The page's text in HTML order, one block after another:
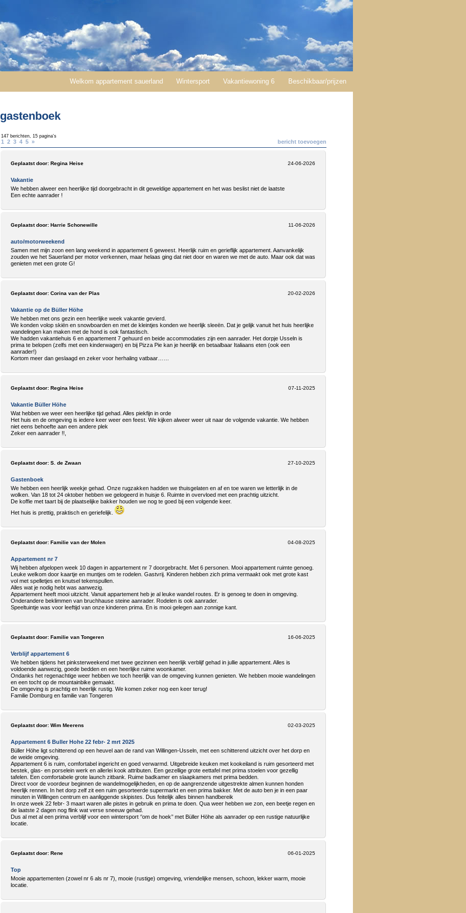
Welkom appartement sauerland Wintersport Vakantiewoning 6 Beschikbaar/prijzen
gastenboek
147 berichten, 15 pagina's
bericht toevoegen
1 2 3 4 5 »
24-06-2026
Geplaatst door:Regina Heise
Vakantie
We hebben alweer een heerlijke tijd doorgebracht in dit geweldige appartement en het was beslist niet de laatste
Een echte aanrader !
11-06-2026
Geplaatst door:Harrie Schonewille
auto/motorweekend
Samen met mijn zoon een lang weekend in appartement 6 geweest. Heerlijk ruim en gerieflijk appartement. Aanvankelijk
zouden we het Sauerland per motor verkennen, maar helaas ging dat niet door en waren we met de auto. Maar ook dat was
genieten met een grote G!
20-02-2026
Geplaatst door:Corina van der Plas
Vakantie op de Büller Höhe
We hebben met ons gezin een heerlijke week vakantie gevierd.
We konden volop skiën en snowboarden en met de kleintjes konden we heerlijk sleeën. Dat je gelijk vanuit het huis heerlijke
wandelingen kan maken met de hond is ook fantastisch.
We hadden vakantiehuis 6 en appartement 7 gehuurd en beide accommodaties zijn een aanrader. Het dorpje Usseln is
prima te belopen (zelfs met een kinderwagen) en bij Pizza Pie kan je heerlijk en betaalbaar Italiaans eten (ook een
aanrader!)
Kortom meer dan geslaagd en zeker voor herhaling vatbaar……
07-11-2025
Geplaatst door:Regina Heise
Vakantie Büller Höhe
Wat hebben we weer een heerlijke tijd gehad. Alles piekfijn in orde
Het huis en de omgeving is iedere keer weer een feest. We kijken alweer weer uit naar de volgende vakantie. We hebben
niet eens behoefte aan een andere plek
Zeker een aanrader !!,
27-10-2025
Geplaatst door:S. de Zwaan
Gastenboek
We hebben een heerlijk weekje gehad. Onze rugzakken hadden we thuisgelaten en af en toe waren we letterlijk in de
wolken. Van 18 tot 24 oktober hebben we gelogeerd in huisje 6. Ruimte in overvloed met een prachtig uitzicht.
De koffie met taart bij de plaatselijke bakker houden we nog te goed bij een volgende keer.
Het huis is prettig, praktisch en geriefelijk.
04-08-2025
Geplaatst door:Familie van der Molen
Appartement nr 7
Wij hebben afgelopen week 10 dagen in appartement nr 7 doorgebracht. Met 6 personen. Mooi appartement ruimte genoeg.
Leuke welkom door kaartje en muntjes om te rodelen. Gastvrij. Kinderen hebben zich prima vermaakt ook met grote kast
vol met spelletjes en knutsel tekenspullen.
Alles wat je nodig hebt was aanwezig.
Appartement heeft mooi uitzicht. Vanuit appartement heb je al leuke wandel routes. Er is genoeg te doen in omgeving.
Onderandere beklimmen van bruchhause steine aanrader. Rodelen is ook aanrader.
Speeltuintje was voor leeftijd van onze kinderen prima. En is mooi gelegen aan zonnige kant.
16-06-2025
Geplaatst door:Familie van Tongeren
Verblijf appartement 6
We hebben tijdens het pinksterweekend met twee gezinnen een heerlijk verblijf gehad in jullie appartement. Alles is
voldoende aanwezig, goede bedden en een heerlijke ruime woonkamer.
Ondanks het regenachtige weer hebben we toch heerlijk van de omgeving kunnen genieten. We hebben mooie wandelingen
en een tocht op de mountainbike gemaakt.
De omgeving is prachtig en heerlijk rustig. We komen zeker nog een keer terug!
Familie Domburg en familie van Tongeren
02-03-2025
Geplaatst door:Wim Meerens
Appartement 6 Buller Hohe 22 febr- 2 mrt 2025
Büller Höhe ligt schitterend op een heuvel aan de rand van Willingen-Usseln, met een schitterend uitzicht over het dorp en
de weide omgeving.
Appartement 6 is ruim, comfortabel ingericht en goed verwarmd. Uitgebreide keuken met kookeiland is ruim gesorteerd met
bestek, glas- en porselein werk en allerlei kook attributen. Een gezellige grote eettafel met prima stoelen voor gezellig
tafelen. Een comfortabele grote launch zitbank. Ruime badkamer en slaapkamers met prima bedden.
Direct voor de voordeur beginnen de wandelmogelijkheden, en op de aangrenzende uitgestrekte almen kunnen honden
heerlijk rennen. In het dorp zelf zit een ruim gesorteerde supermarkt en een prima bakker. Met de auto ben je in een paar
minuten in Willingen centrum en aanliggende skipistes. Dus feitelijk alles binnen handbereik
In onze week 22 febr- 3 maart waren alle pistes in gebruik en prima te doen. Qua weer hebben we zon, een beetje regen en
de laatste 2 dagen nog flink wat verse sneeuw gehad.
Dus al met al een prima verblijf voor een wintersport ‘’om de hoek’’ met Büller Höhe als aanrader op een rustige natuurlijke
locatie.
06-01-2025
Geplaatst door:Rene
Top
Mooie appartementen (zowel nr 6 als nr 7), mooie (rustige) omgeving, vriendelijke mensen, schoon, lekker warm, mooie
locatie.